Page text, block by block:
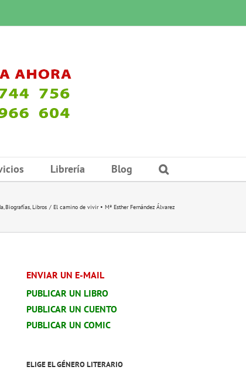
Librería Blog
Biografías Libros El camino de vivir • Mª Esther Fernández Álvarez
ENVIAR UN E-MAIL
PUBLICAR UN LIBRO
PUBLICAR UN CUENTO
PUBLICAR UN COMIC
ELIGE EL GÉNERO LITERARIO